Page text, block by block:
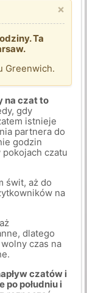
×
Ta
Greenwich.
na czat to
gdy
istnieje
partnera do
godzin
czatu
świt, aż do
na
dlatego
czas na
czatów i
południu i